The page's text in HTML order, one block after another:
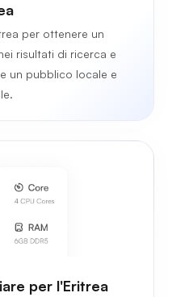
per ottenere un
risultati di ricerca e
un pubblico locale e
per l'Eritrea